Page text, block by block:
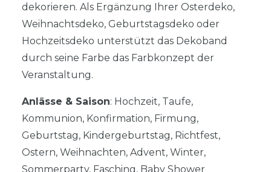
dekorieren. Als Ergänzung Ihrer Osterdeko,
Weihnachtsdeko, Geburtstagsdeko oder
Hochzeitsdeko unterstützt das Dekoband
durch seine Farbe das Farbkonzept der
Veranstaltung.
Anlässe & Saison: Hochzeit, Taufe,
Kommunion, Konfirmation, Firmung,
Geburtstag, Kindergeburtstag, Richtfest,
Ostern, Weihnachten, Advent, Winter,
Sommerparty, Fasching, Baby Shower